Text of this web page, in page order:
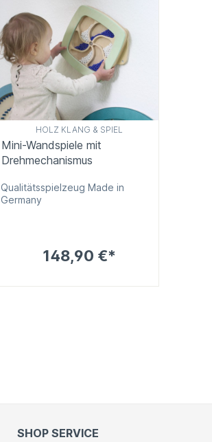
HOLZ KLANG & SPIEL
Mini-Wandspiele mit
Drehmechanismus
Qualitätsspielzeug Made in
Germany
148,90 €*
SHOP SERVICE